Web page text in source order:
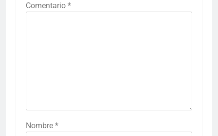
Comentario *
Nombre *